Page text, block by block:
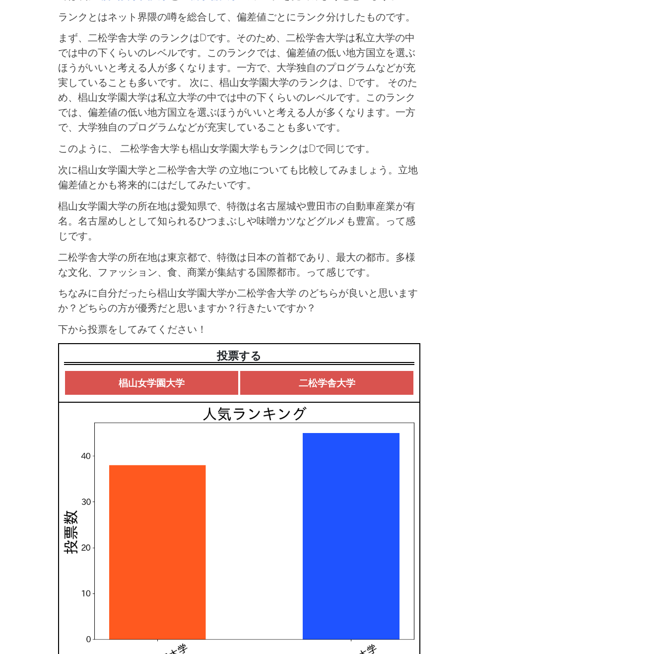
ランクとはネット界隈の噂を総合して、偏差値ごとにランク分けしたものです。
まず、二松学舎大学 のランクはDです。そのため、二松学舎大学は私立大学の中
では中の下くらいのレベルです。このランクでは、偏差値の低い地方国立を選ぶ
ほうがいいと考える人が多くなります。一方で、大学独自のプログラムなどが充
実していることも多いです。 次に、椙山女学園大学のランクは、Dです。 そのた
め、椙山女学園大学は私立大学の中では中の下くらいのレベルです。このランク
では、偏差値の低い地方国立を選ぶほうがいいと考える人が多くなります。一方
で、大学独自のプログラムなどが充実していることも多いです。
このように、 二松学舎大学も椙山女学園大学もランクはDで同じです。
次に椙山女学園大学と二松学舎大学 の立地についても比較してみましょう。立地
偏差値とかも将来的にはだしてみたいです。
椙山女学園大学の所在地は愛知県で、特徴は名古屋城や豊田市の自動車産業が有
名。名古屋めしとして知られるひつまぶしや味噌カツなどグルメも豊富。って感
じです。
二松学舎大学の所在地は東京都で、特徴は日本の首都であり、最大の都市。多様
な文化、ファッション、食、商業が集結する国際都市。って感じです。
ちなみに自分だったら椙山女学園大学か二松学舎大学 のどちらが良いと思います
か？どちらの方が優秀だと思いますか？行きたいですか？
下から投票をしてみてください！
投票する
椙山女学園大学 二松学舎大学